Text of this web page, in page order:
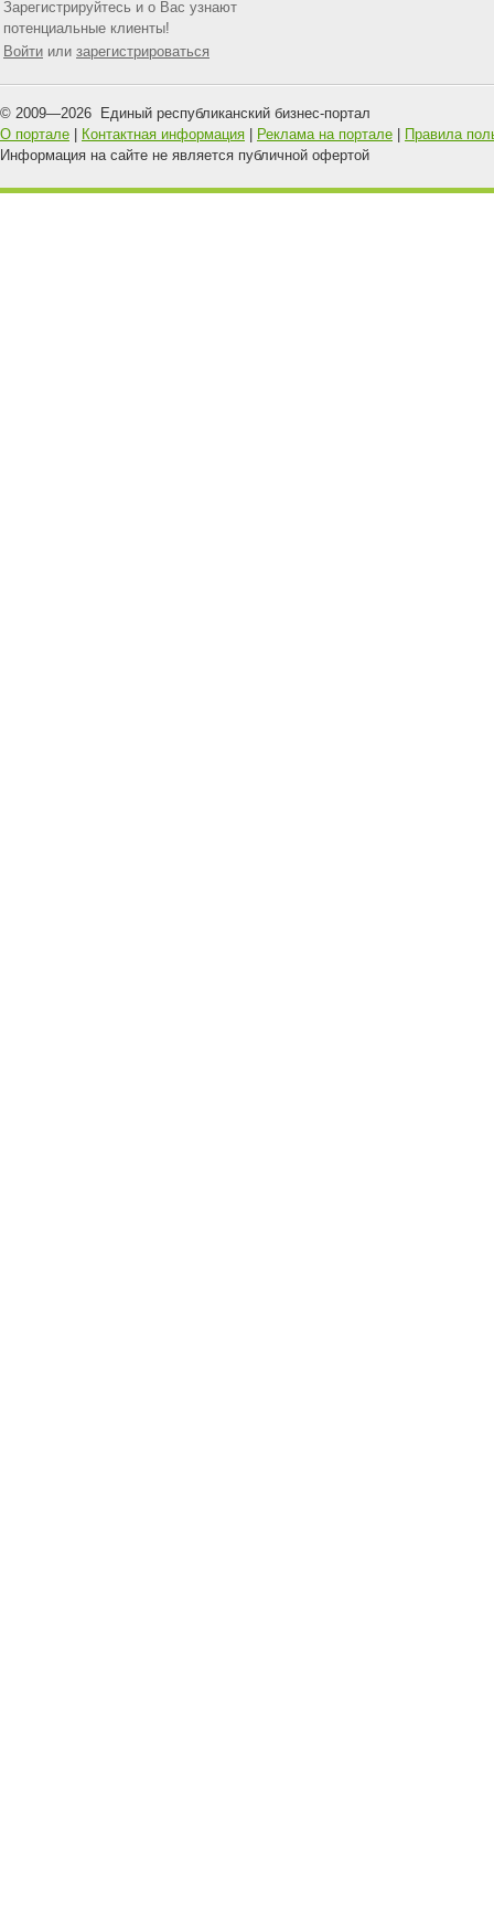
Зарегистрируйтесь и о Вас узнают
потенциальные клиенты!
Войти или зарегистрироваться
© 2009—2026 Единый республиканский бизнес-портал
О портале
Контактная информация Реклама на портале
Правила
Информация на сайте не является публичной офертой